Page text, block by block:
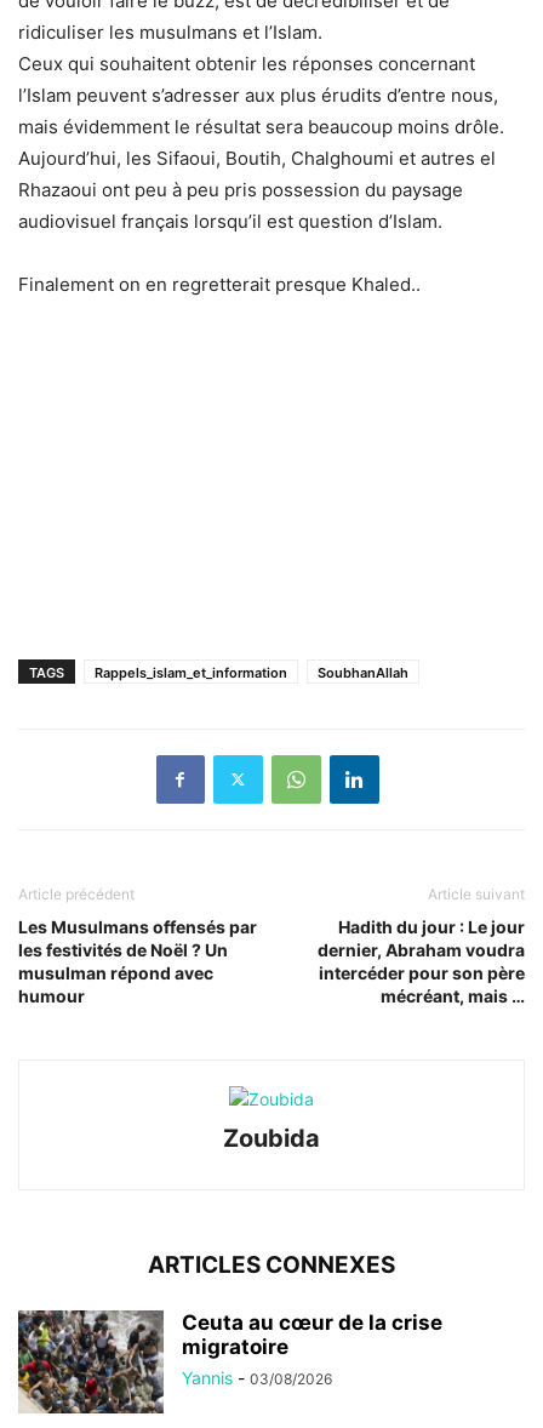
ridiculiser les musulmans et l’Islam.
Ceux qui souhaitent obtenir les réponses concernant
l’Islam peuvent s’adresser aux plus érudits d’entre nous,
mais évidemment le résultat sera beaucoup moins drôle.
Aujourd’hui, les Sifaoui, Boutih, Chalghoumi et autres el
Rhazaoui ont peu à peu pris possession du paysage
audiovisuel français lorsqu’il est question d’Islam.
Finalement on en regretterait presque Khaled..
TAGS Rappels_islam_et_information SoubhanAllah
Article précédent
Les Musulmans offensés par
les festivités de Noël ? Un
musulman répond avec
humour
Article suivant
Hadith du jour : Le jour
dernier, Abraham voudra
intercéder pour son père
mécréant, mais …
Zoubida
ARTICLES CONNEXES
Ceuta au cœur de la crise
migratoire
Yannis - 03/08/2026